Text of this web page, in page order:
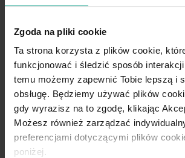
Zgoda na pliki cookie
Ta strona korzysta z plików cookie,
funkcjonować i śledzić sposób
temu możemy zapewnić Tobie lepszą i
obsługę. Będziemy używać plików
gdy wyrazisz na to zgodę, klikając
Możesz również zarządzać
preferencjami dotyczącymi plików
poniżej.
odważnych
swoim mieszkaniu
Pani na bardzo
Skąd ten pomysł?
się w Pani
zareagowała
reagują znajomi?